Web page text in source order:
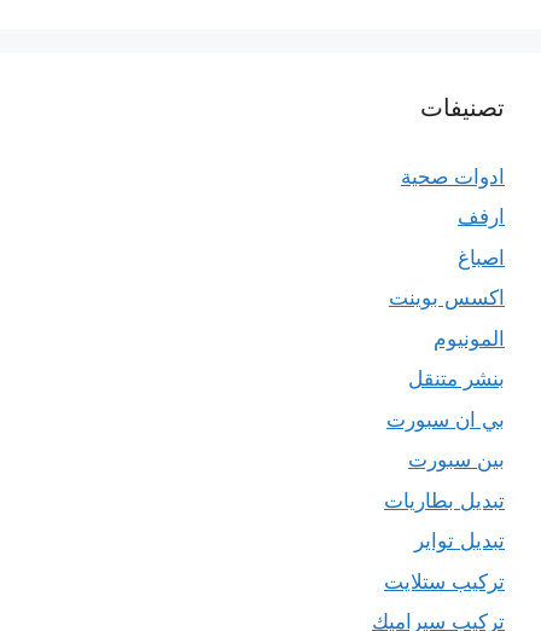
تصنيفات
ادوات صحية
ارفف
اصباغ
اكسس بوينت
المونيوم
بنشر متنقل
بي ان سبورت
بين سبورت
تبديل بطاريات
تبديل تواير
تركيب ستلايت
تركيب سيراميك